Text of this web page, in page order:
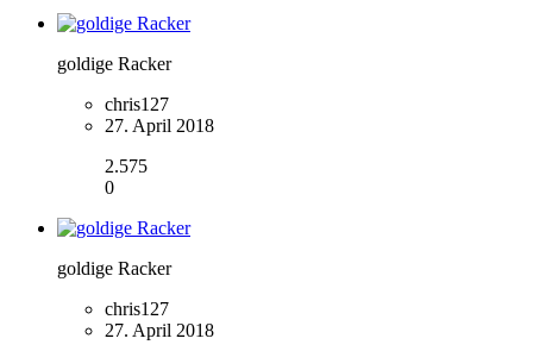
goldige Racker
chris127
27. April 2018
2.575
0
goldige Racker
chris127
27. April 2018